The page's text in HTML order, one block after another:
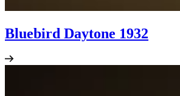
Bluebird Daytone 1932